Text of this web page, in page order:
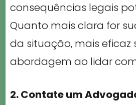
consequências legais
Quanto mais clara for
da situação, mais eficaz
abordagem ao lidar
2. Contate um